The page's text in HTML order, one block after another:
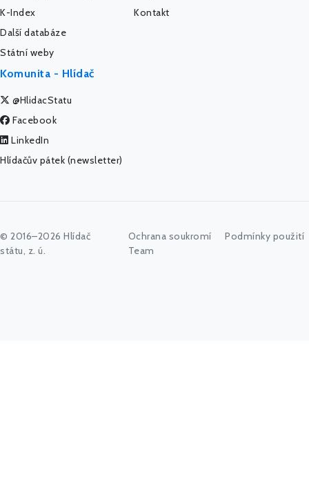
K-Index
Další databáze
Státní weby
Kontakt
Komunita - Hlídač
@HlidacStatu
Facebook
LinkedIn
Hlídačův pátek (newsletter)
© 2016–2026 Hlídač
státu, z. ú.
Ochrana soukromí
Podmínky použití
Team